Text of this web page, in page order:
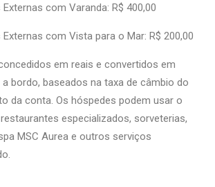
Externas com Varanda: R$ 400,00
Externas com Vista para o Mar: R$ 200,00
em reais e convertidos em
bordo, baseados na taxa de câmbio do
da conta. Os hóspedes podem usar o
especializados, sorveterias,
MSC Aurea e outros serviços